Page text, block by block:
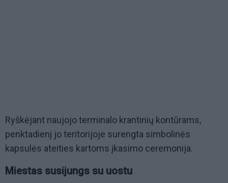
Ryškėjant naujojo terminalo krantinių kontūrams,
penktadienį jo teritorijoje surengta simbolinės
kapsulės ateities kartoms įkasimo ceremonija.
Miestas susijungs su uostu